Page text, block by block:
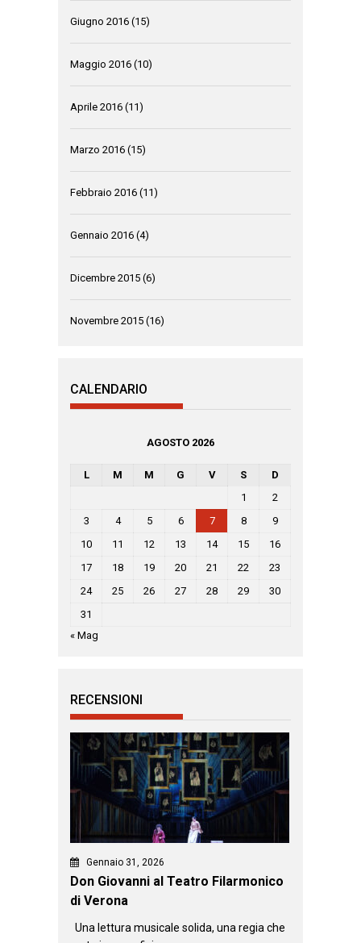
Giugno 2016 (15)
Maggio 2016 (10)
Aprile 2016 (11)
Marzo 2016 (15)
Febbraio 2016 (11)
Gennaio 2016 (4)
Dicembre 2015 (6)
Novembre 2015 (16)
CALENDARIO
AGOSTO 2026
L M M G V S
D
1
2
3
4 5 6 7 8
9
10
11 12 13 14 15
16
17
18 19 20 21 22
23
24
25 26 27 28 29
30
31
« Mag
RECENSIONI
Gennaio 31, 2026
Don Giovanni al Teatro Filarmonico
di Verona
Una lettura musicale solida, una regia che